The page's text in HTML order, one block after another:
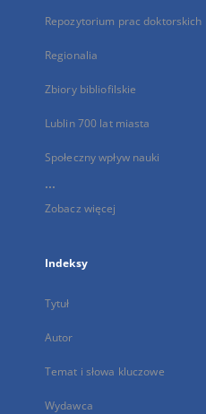
Repozytorium prac doktorskich
Regionalia
Zbiory bibliofilskie
Lublin 700 lat miasta
Społeczny wpływ nauki
...
Zobacz więcej
Indeksy
Tytuł
Autor
Temat i słowa kluczowe
Wydawca